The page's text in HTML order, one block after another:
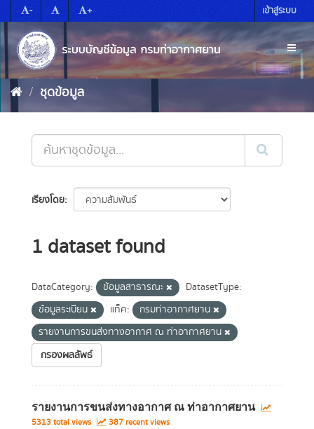
to
content
- + เข้าสู่ระบบ
ชุดข้อมูล
เรียงโดย
1 dataset found
DataCategory: ข้อมูลสาธารณะ
DatasetType:
ข้อมูลระเบียน
แท็ค:
กรมท่าอากาศยาน
รายงานการขนส่งทางอากาศ ณ ท่าอากาศยาน
กรองผลลัพธ์
รายงานการขนส่งทางอากาศ ณ ท่าอากาศยาน
5313 total views 387 recent views